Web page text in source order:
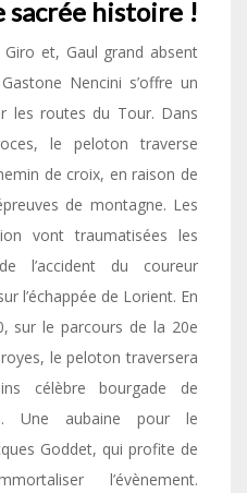
sacrée histoire !
et, Gaul grand absent
Nencini s’offre un
les routes du Tour. Dans
le peloton traverse
de croix, en raison de
de montagne. Les
vont traumatisées les
l’accident du coureur
l’échappée de Lorient. En
sur le parcours de la 20e
le peloton traversera
célèbre bourgade de
Une aubaine pour le
Goddet, qui profite de
l’évènement.